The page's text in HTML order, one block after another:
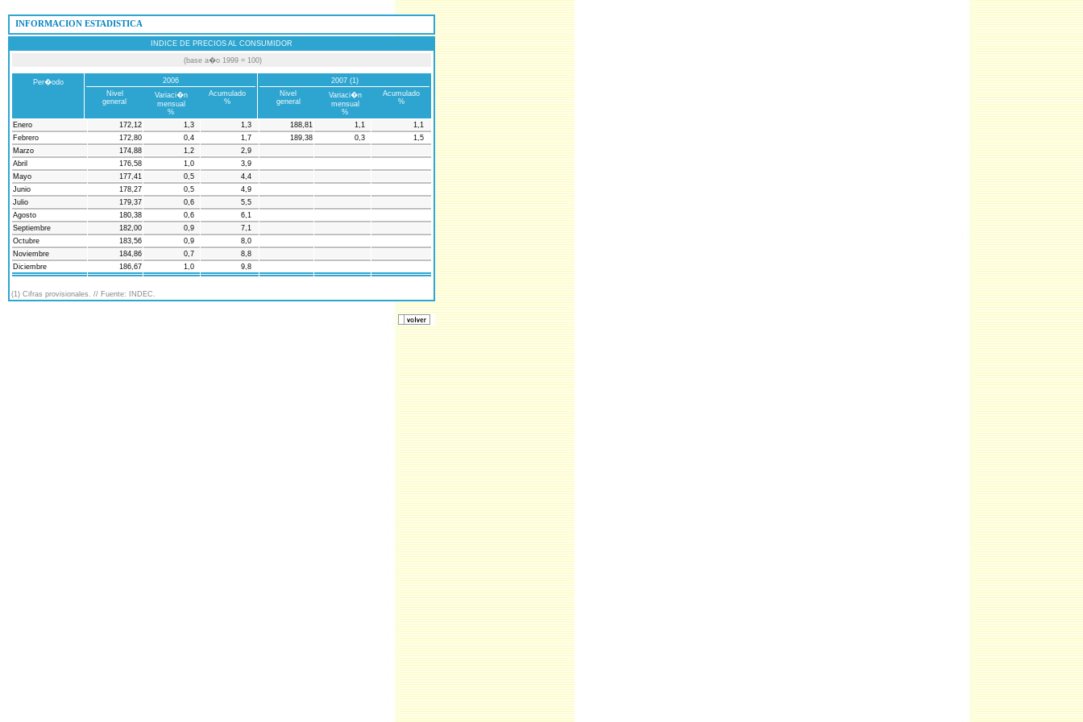
 INFORMACION ESTADISTICA
INDICE DE PRECIOS AL CONSUMIDOR
(base a�o 1999 = 100)
Per�odo
2006
Nivel
general
Variaci�n
mensual
%
Acumulado
%
2007 (1)
Nivel
general
Variaci�n
mensual
%
Acumulado
%
Enero 172,12 1,3 1,3 188,81 1,1
1,1
Febrero
172,80 0,4 1,7 189,38 0,3
1,5
Marzo
174,88 1,2
2,9
Abril
176,58 1,0
3,9
Mayo
177,41 0,5
4,4
Junio
178,27 0,5
4,9
Julio
179,37 0,6
5,5
Agosto
180,38 0,6
6,1
Septiembre
182,00 0,9
7,1
Octubre
183,56 0,9
8,0
Noviembre
184,86 0,7
8,8
Diciembre
186,67 1,0 9,8
(1) Cifras provisionales. // Fuente: INDEC.